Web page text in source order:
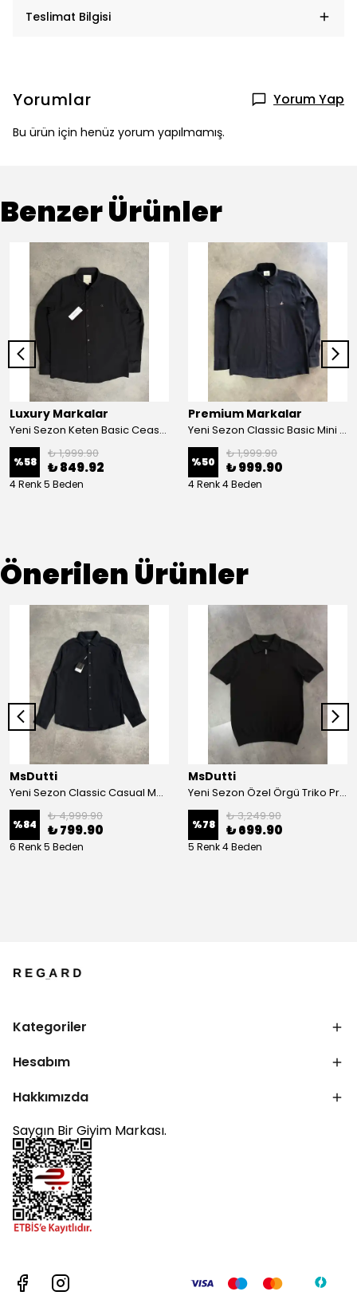
Teslimat Bilgisi
Yorumlar Yorum Yap
Bu ürün için henüz yorum yapılmamış.
Benzer Ürünler
Luxury Markalar
Yeni Sezon Keten Basic Ceast Logo Gömlek
%58
₺ 1,999.90
₺ 849.92
4 Renk 5 Beden
Premium Markalar
Yeni Sezon Classic Basic Mini Logo Pamuk Keten Gömlek
%50
₺ 1,999.90
₺ 999.90
4 Renk 4 Beden
Önerilen Ürünler
MsDutti
Yeni Sezon Classic Casual Müslin Gömlek
%84
₺ 4,999.90
₺ 799.90
6 Renk 5 Beden
MsDutti
Yeni Sezon Özel Örgü Triko Premium Yarım Fermuarlı Polo Yaka
%78
₺ 3,249.90
₺ 699.90
5 Renk 4 Beden
Kategoriler
Hesabım
Hakkımızda
Saygın Bir Giyim Markası.